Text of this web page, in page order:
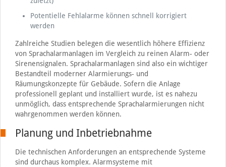
Potentielle Fehlalarme können schnell korrigiert
werden
Zahlreiche Studien belegen die wesentlich höhere Effizienz
von Sprachalarmanlagen im Vergleich zu reinen Alarm- oder
Sirenensignalen. Sprachalarmanlagen sind also ein wichtiger
Bestandteil moderner Alarmierungs- und
Räumungskonzepte für Gebäude. Sofern die Anlage
professionell geplant und installiert wurde, ist es nahezu
unmöglich, dass entsprechende Sprachalarmierungen nicht
wahrgenommen werden können.
Planung und Inbetriebnahme
Die technischen Anforderungen an entsprechende Systeme
sind durchaus komplex. Alarmsysteme mit